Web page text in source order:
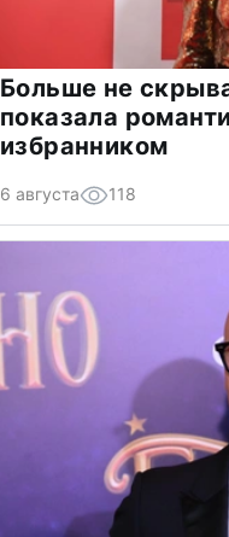
Больше не
показала
избранником
6 августа 118